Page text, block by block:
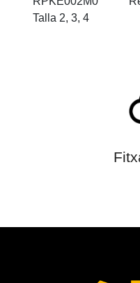
Talla 2, 3, 4